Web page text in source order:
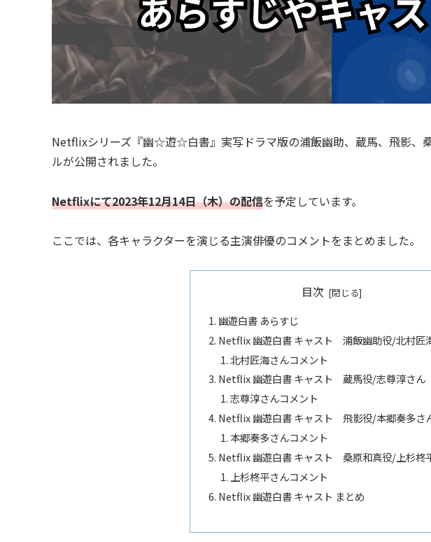
Netflixシリーズ『幽☆遊☆白書』実写ドラマ版の浦飯幽助、蔵馬、飛影、
ルが公開されました。
Netflixにて2023年12月14日（木）の配信を予定しています。
ここでは、各キャラクターを演じる主演俳優のコメントをまとめました。
目次
幽遊白書 あらすじ
Netflix 幽遊白書 キャスト 浦飯幽助役/北村匠
北村匠海さんコメント
Netflix 幽遊白書 キャスト 蔵馬役/志尊淳さん
志尊淳さんコメント
Netflix 幽遊白書 キャスト 飛影役/本郷奏多さ
本郷奏多さんコメント
Netflix 幽遊白書 キャスト 桑原和真役/上杉柊
上杉柊平さんコメント
Netflix 幽遊白書 キャスト まとめ